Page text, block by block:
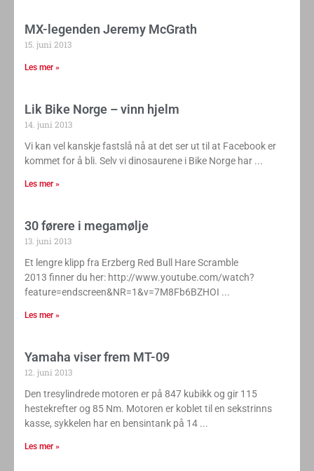
MX-legenden Jeremy McGrath
15. juni 2013
Les mer »
Lik Bike Norge – vinn hjelm
14. juni 2013
Vi kan vel kanskje fastslå nå at det ser ut til at Facebook er
kommet for å bli. Selv vi dinosaurene i Bike Norge har
Les mer »
30 førere i megamølje
13. juni 2013
Et lengre klipp fra Erzberg Red Bull Hare Scramble
2013 finner du her: http://www.youtube.com/watch?
feature=endscreen&NR=1&v=7M8Fb6BZHOI
Les mer »
Yamaha viser frem MT-09
12. juni 2013
Den tresylindrede motoren er på 847 kubikk og gir 115
hestekrefter og 85 Nm. Motoren er koblet til en sekstrinns
kasse, sykkelen har en bensintank på 14
Les mer »